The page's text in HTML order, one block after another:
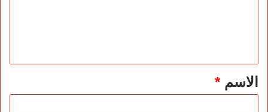
*الاسم*